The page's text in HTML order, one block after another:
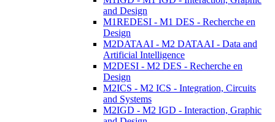
and Design
M1REDESI - M1 DES - Recherche en
Design
M2DATAAI - M2 DATAAI - Data and
Artificial Intelligence
M2DESI - M2 DES - Recherche en
Design
M2ICS - M2 ICS - Integration, Circuits
and Systems
M2IGD - M2 IGD - Interaction, Graphic